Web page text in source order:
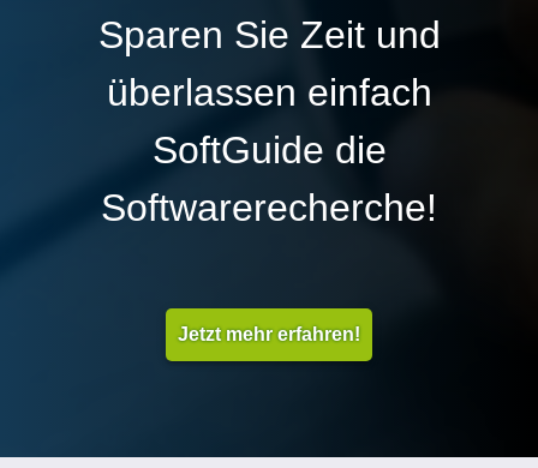
Sparen Sie Zeit und
überlassen einfach
SoftGuide die
Softwarerecherche!
Jetzt mehr erfahren!